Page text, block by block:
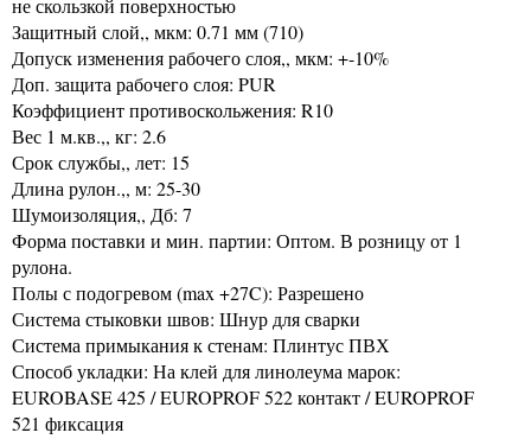
Защитный слой,, мкм: 0.71 мм (710)
Допуск изменения рабочего слоя,, мкм: +-10%
Доп. защита рабочего слоя: PUR
Коэффициент противоскольжения: R10
Вес 1 м.кв.,, кг: 2.6
Срок службы,, лет: 15
Длина рулон.,, м: 25-30
Шумоизоляция,, Дб: 7
Форма поставки и мин. партии: Оптом. В розницу от 1
рулона.
Полы с подогревом (max +27C): Разрешено
Система стыковки швов: Шнур для сварки
Система примыкания к стенам: Плинтус ПВХ
Способ укладки: На клей для линолеума марок:
EUROBASE 425 / EUROPROF 522 контакт / EUROPROF
521 фиксация